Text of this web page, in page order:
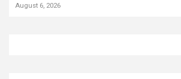
August 6, 2026